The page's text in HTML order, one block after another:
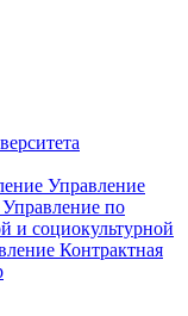
Управление
Управление по
и социокультурной
Контрактная